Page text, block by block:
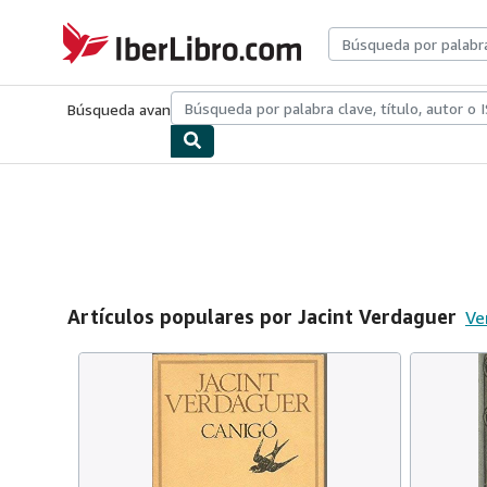
IberLibro.com
Búsqueda avanzadaColecciones Libros antiguosArte y
Artículos populares por Jacint Verdaguer